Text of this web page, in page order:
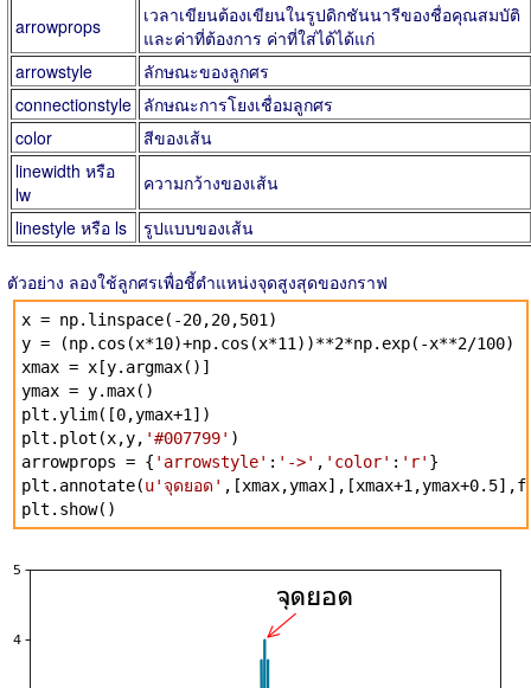
arrowprops
เวลาเขียนต้องเขียนในรูปดิกชันนารีของชื่อคุณสมบัติ
และค่าที่ต้องการ ค่าที่ใส่ได้ได้แก่
arrowstyle
ลักษณะของลูกศร
connectionstyle ลักษณะการโยงเชื่อมลูกศร
color
สีของเส้น
linewidth หรือ
lw
ความกว้างของเส้น
linestyle หรือ ls
รูปแบบของเส้น
ตัวอย่าง ลองใช้ลูกศรเพื่อชี้ตำแหน่งจุดสูงสุดของกราฟ
x = np.linspace(-20,20,501)
y = (np.cos(x*10)+np.cos(x*11))**2*np.exp(-x**2/100)
xmax = x[y.argmax()]
ymax = y.max()
plt.ylim([0,ymax+1])
plt.plot(x,y, '#007799' )
arrowprops = { 'arrowstyle' : '->' , 'color' : 'r' }
plt.annotate(u'จุดยอด'
plt.show()